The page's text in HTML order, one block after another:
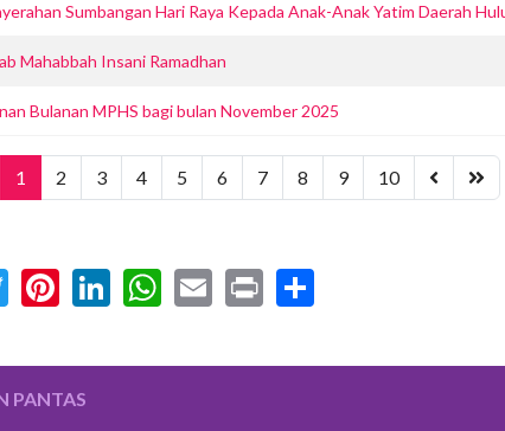
Sumbangan Hari Raya Kepada Anak-Anak Yatim Daerah
Mahabbah Insani Ramadhan
Bulanan MPHS bagi bulan November 2025
1 2 3 4 5 6 7 8 9 10
Twitter
Pinterest
LinkedIn
WhatsApp
Email
Print
PANTAS